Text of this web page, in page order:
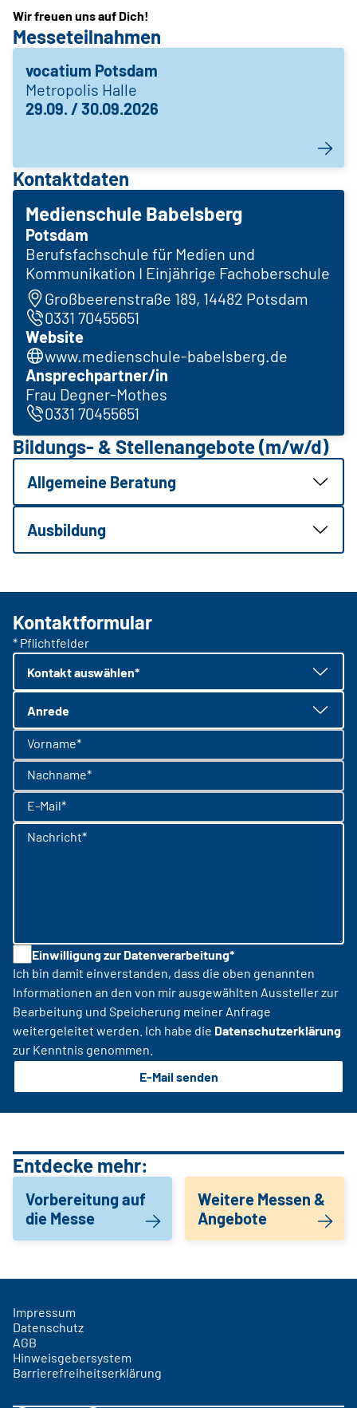
Wir freuen uns auf Dich!
Messeteilnahmen
vocatium Potsdam
Metropolis Halle
29.09. / 30.09.2026
Kontaktdaten
Medienschule Babelsberg
Potsdam
Berufsfachschule für Medien und
Kommunikation I Einjährige Fachoberschule
Großbeerenstraße 189, 14482 Potsdam
0331 70455651
Website
www.medienschule-babelsberg.de
Ansprechpartner/in
Frau Degner-Mothes
0331 70455651
Bildungs- & Stellenangebote (m/w/d)
Allgemeine Beratung
Ausbildung
Kontaktformular
* Pflichtfelder
Kontakt auswählen*
Anrede
Vorname*
Nachname*
E-Mail*
Nachricht*
Einwilligung zur Datenverarbeitung*
Ich bin damit einverstanden, dass die oben genannten
Informationen an den von mir ausgewählten Aussteller zur
Bearbeitung und Speicherung meiner Anfrage
weitergeleitet werden. Ich habe die Datenschutzerklärung
zur Kenntnis genommen.
E-Mail senden
Entdecke mehr:
Vorbereitung auf
die Messe
Weitere Messen &
Angebote
Impressum
Datenschutz
AGB
Hinweisgebersystem
Barrierefreiheitserklärung